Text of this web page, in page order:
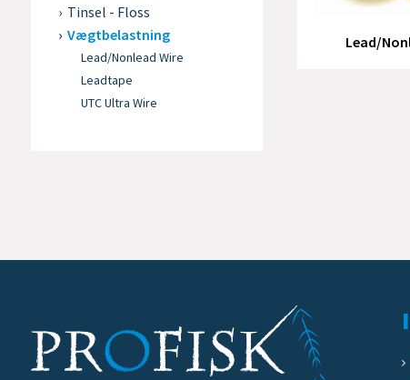
Tinsel - Floss
Vægtbelastning
Lead/Nonlead Wire
Leadtape
UTC Ultra Wire
Lead/